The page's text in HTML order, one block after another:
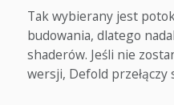
Tak wybierany jest
budowania, dlatego
shaderów. Jeśli nie
wersji, Defold przełączy